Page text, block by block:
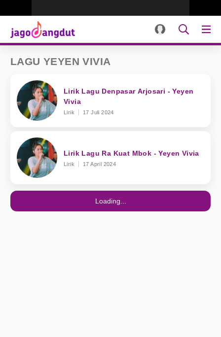
LAGU YEYEN VIVIA
Lirik Lagu Denpasar Arjosari - Yeyen
Vivia
Lirik 17 Juli 2024
Lirik Lagu Ra Kuat Mbok - Yeyen Vivia
Lirik 17 April 2024
Loading...